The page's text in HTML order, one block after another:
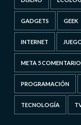
GADGETS GEEK
INTERNET
META 5
PROGRAMACIÓN
TECNOLOGÍA